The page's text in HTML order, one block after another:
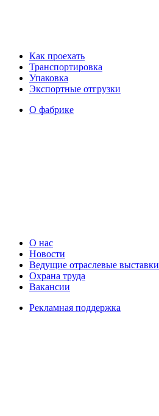
Как проехать
Транспортировка
Упаковка
Экспортные отгрузки
О фабрике
О нас
Новости
Ведущие отраслевые выставки
Охрана труда
Вакансии
Рекламная поддержка